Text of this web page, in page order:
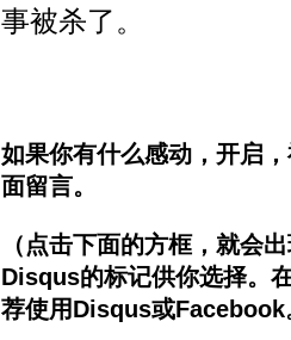
事被杀了。
如果你有什么感动，开启
面留言。
（点击下面的方框，就会
Disqus的标记供你选择。
荐使用Disqus或